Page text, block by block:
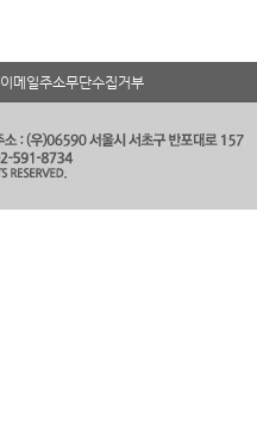
이메일주소무단수집거부